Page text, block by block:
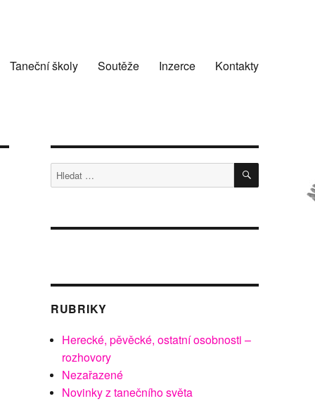
Taneční školy Soutěže Inzerce Kontakty
Hledat: HLEDÁNÍ
RUBRIKY
Herecké, pěvěcké, ostatní osobnosti –
rozhovory
Nezařazené
Novinky z tanečního světa